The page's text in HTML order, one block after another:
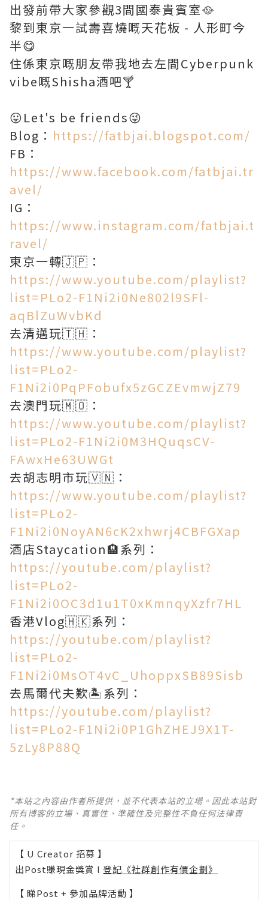
出發前帶大家參觀3間國泰貴賓室🥘
黎到東京一試壽喜燒嘅天花板 - 人形町今
半😋
住係東京嘅朋友帶我地去左間Cyberpunk
vibe嘅Shisha酒吧🍸
😛Let's be friends😜
Blog： https://fatbjai.blogspot.com/
FB：
https://www.facebook.com/fatbjai.tr
avel/
IG：
https://www.instagram.com/fatbjai.t
ravel/
東京一轉🇯🇵：
https://www.youtube.com/playlist?
list=PLo2-F1Ni2i0Ne802l9SFl-
aqBlZuWvbKd
去清邁玩🇹🇭：
https://www.youtube.com/playlist?
list=PLo2-
F1Ni2i0PqPFobufx5zGCZEvmwjZ79
去澳門玩🇲🇴：
https://www.youtube.com/playlist?
list=PLo2-F1Ni2i0M3HQuqsCV-
FAwxHe63UWGt
去胡志明市玩🇻🇳：
https://www.youtube.com/playlist?
list=PLo2-
F1Ni2i0NoyAN6cK2xhwrj4CBFGXap
酒店Staycation🏨系列：
https://youtube.com/playlist?
list=PLo2-
F1Ni2i0OC3d1u1T0xKmnqyXzfr7HL
香港Vlog🇭🇰系列：
https://youtube.com/playlist?
list=PLo2-
F1Ni2i0MsOT4vC_UhoppxSB89Sisb
去馬爾代夫歎🏝系列：
https://youtube.com/playlist?
list=PLo2-F1Ni2i0P1GhZHEJ9X1T-
5zLy8P88Q
*本站之內容由作者所提供，並不代表本站的立場。因此本站對
所有博客的立場、真實性、準確性及完整性不負任何法律責
任。
【 U Creator 招募 】
出Post賺現金獎賞 l 登記《社群創作有價企劃》
【 睇Post + 參加品牌活動 】